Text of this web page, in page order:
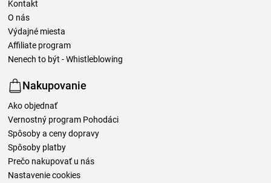
Kontakt
O nás
Výdajné miesta
Affiliate program
Nenech to být - Whistleblowing
Nakupovanie
Ako objednať
Vernostný program Pohodáci
Spôsoby a ceny dopravy
Spôsoby platby
Prečo nakupovať u nás
Nastavenie cookies